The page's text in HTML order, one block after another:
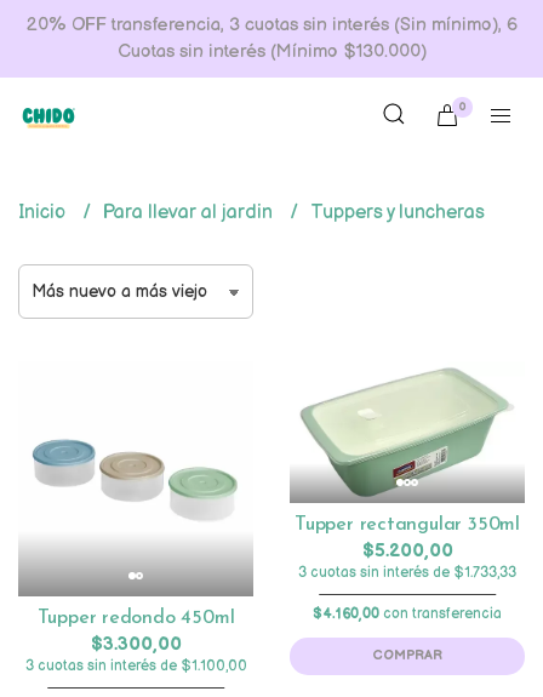
20% OFF transferencia, 3 cuotas sin interés (Sin mínimo), 6
Cuotas sin interés (Mínimo $130.000)
0
Inicio Para llevar al jardin Tuppers y luncheras
Tupper redondo 450ml
$3.300,00
3 cuotas sin interés de $1.100,00
Tupper rectangular 350ml
$5.200,00
3 cuotas sin interés de $1.733,33
$4.160,00 con transferencia
COMPRAR